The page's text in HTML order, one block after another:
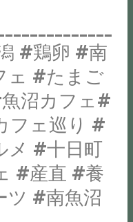
潟 #鶏卵 #南
ェ #たまご
沼カフェ#
フェ巡り #
メ #十日町
#産直 #養
ツ #南魚沼